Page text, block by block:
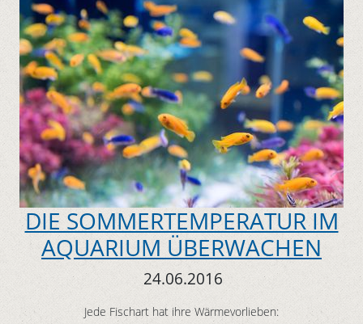
DIE SOMMERTEMPERATUR IM
AQUARIUM ÜBERWACHEN
24.06.2016
Jede Fischart hat ihre Wärmevorlieben: